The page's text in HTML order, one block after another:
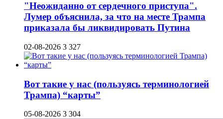
"Неожиданно от сердечного приступа".
Лумер объяснила, за что на месте Трампа
приказала бы ликвидировать Путина
02-08-2026 3 327
Вот такие у нас (пользуясь терминологией
Трампа) “карты”
05-08-2026 3 304